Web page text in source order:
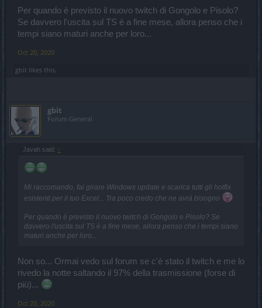
Per quando è previsto il nuovo twitch di Gongolo e Pisolo?
Se davvero l'uscita sul TS è a fine mese, allora penso che i
tempi siano maturi anche per loro...
Oct 20, 2020
gbit likes this.
gbit
Forum General
Javah said: ↑
Mi raccomando, fai girare Windows update e scarica tutti gli hotfix
esistenti per il tuo Excel... Tra poco credo che ne avrá bisogno
Per quando è previsto il nuovo twitch di Gongolo e Pisolo? Se
davvero l'uscita sul TS è a fine mese, allora penso che i tempi siano
maturi anche per loro...
Non so... Ormai vedo sul forum se c'è stato il twitch e me lo
rivedo la notte saltando il 97% della trasmissione (forse di
più)...
Oct 20, 2020